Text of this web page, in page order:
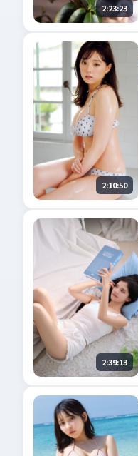
2:23:23
2:10:50
2:39:13